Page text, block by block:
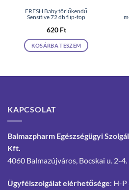
FRESH Baby törlőkendő
Sensitive 72 db flip-top
620 Ft
KOSÁRBA TESZEM
KAPCSOLAT
Balmazpharm Egészségügyi
Kft.
4060 Balmazújváros, Bocskai u. 2-4.
Ügyfélszolgálat elérhetősége: H-